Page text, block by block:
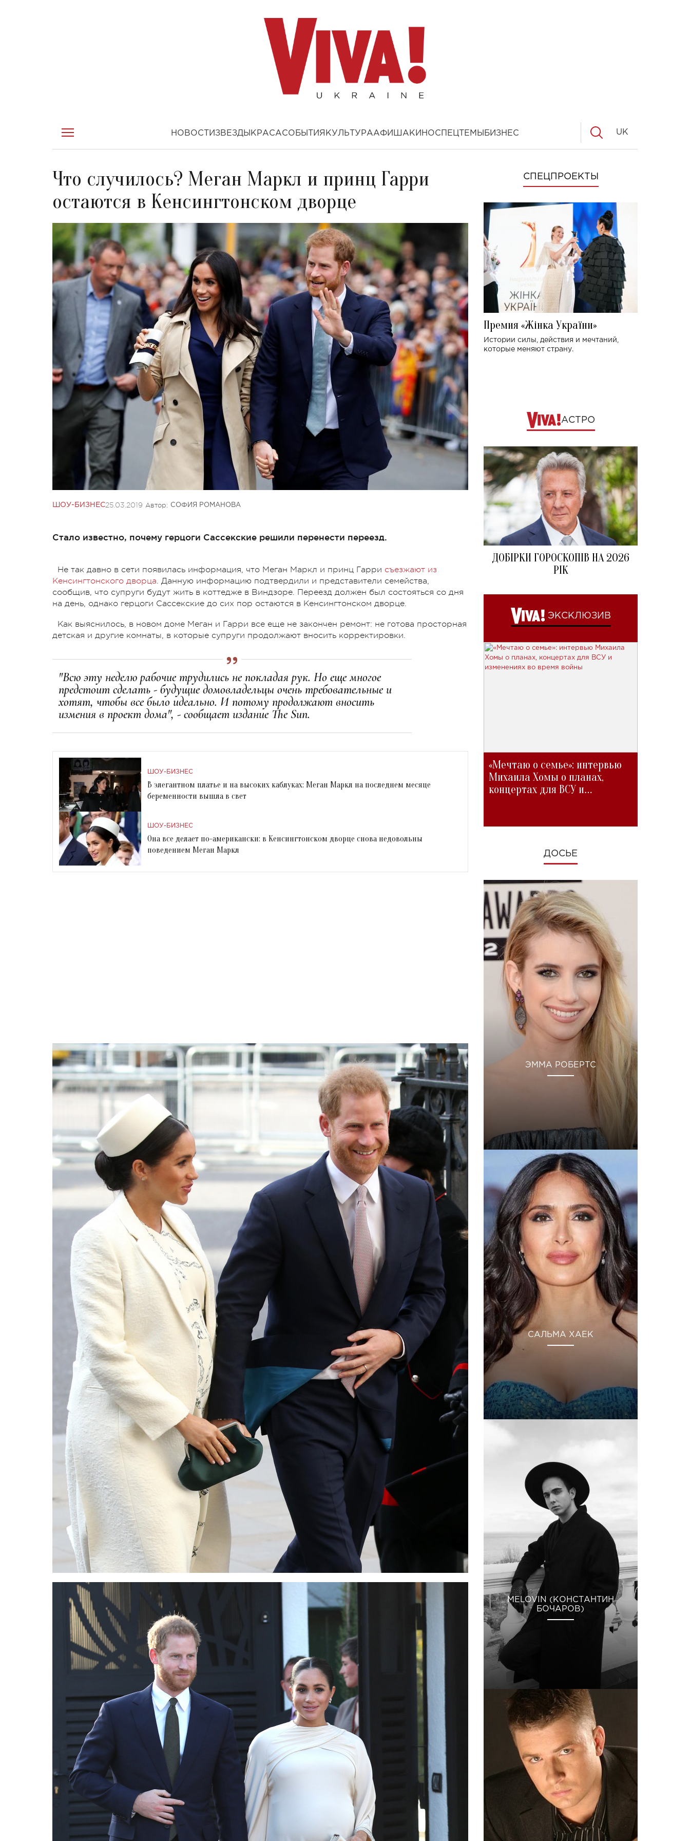
НОВОСТИ ЗВЕЗДЫ КРАСАСОБЫТИЯ КУЛЬТУРААФИША КИНОСПЕЦТЕМЫ БИЗНЕС UK
Что случилось? Меган Маркл и принц Гарри
остаются в Кенсингтонском дворце
ШОУ-БИЗНЕС25.03.2019 Автор: СОФИЯ РОМАНОВА
Стало известно, почему герцоги Сассекские решили перенести переезд.
Не так давно в сети появилась информация, что Меган Маркл и принц Гарри съезжают из
Кенсингтонского дворца. Данную информацию подтвердили и представители семейства,
сообщив, что супруги будут жить в коттедже в Виндзоре. Переезд должен был состояться со дня
на день, однако герцоги Сассекские до сих пор остаются в Кенсингтонском дворце.
Как выяснилось, в новом доме Меган и Гарри все еще не закончен ремонт: не готова просторная
детская и другие комнаты, в которые супруги продолжают вносить корректировки.
"Всю эту неделю рабочие трудились не покладая рук. Но еще многое
предстоит сделать - будущие домовладельцы очень требовательные и
хотят, чтобы все было идеально. И потому продолжают вносить
измения в проект дома", - сообщает издание The Sun.
ШОУ-БИЗНЕС
В элегантном платье и на высоких каблуках: Меган Маркл на последнем месяце
беременности вышла в свет
ШОУ-БИЗНЕС
Она все делает по-американски: в Кенсингтонском дворце снова недовольны
поведением Меган Маркл
СПЕЦПРОЕКТЫ
Премия «Жінка України»
Истории силы, действия и мечтаний,
которые меняют страну.
АСТРО
ДОБІРКИ ГОРОСКОПІВ НА 2026
РІК
ЭКСКЛЮЗИВ
«Мечтаю о семье»: интервью
Михаила Хомы о планах,
концертах для ВСУ и
ДОСЬЕ
ЭММА РОБЕРТС
САЛЬМА ХАЕК
MELOVIN (КОНСТАНТИН
БОЧАРОВ)